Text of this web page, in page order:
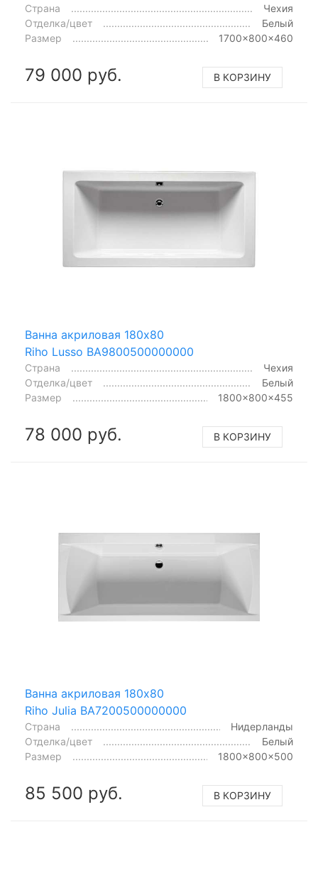
Страна
Чехия
Отделка/цвет
Белый
Размер
1700x800x460
79 000 руб. В КОРЗИНУ
Ванна акриловая 180x80
Riho Lusso BA9800500000000
Страна
Чехия
Отделка/цвет
Белый
Размер
1800x800x455
78 000 руб. В КОРЗИНУ
Ванна акриловая 180x80
Riho Julia BA7200500000000
Страна
Нидерланды
Отделка/цвет
Белый
Размер
1800x800x500
85 500 руб. В КОРЗИНУ